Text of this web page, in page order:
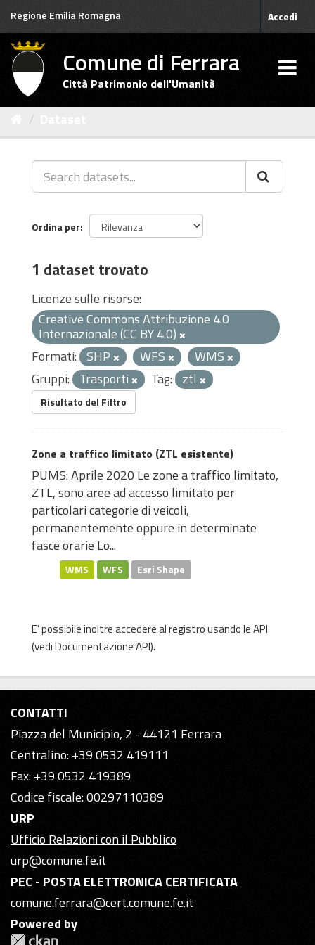
Salta
contenuto
Regione Emilia Romagna Accedi
Comune di Ferrara
Città Patrimonio dell'Umanità
Ordina per
1 dataset trovato
Licenze sulle risorse:
Creative Commons Attribuzione 4.0
Internazionale (CC BY 4.0)
Formati: SHP WFS
WMS
Gruppi: Trasporti Tag: ztl
Risultato del Filtro
Zone a traffico limitato (ZTL esistente)
PUMS: Aprile 2020 Le zone a traffico limitato,
ZTL, sono aree ad accesso limitato per
particolari categorie di veicoli,
permanentemente oppure in determinate
fasce orarie Lo...
WMS WFS Esri Shape
E' possibile inoltre accedere al registro usando leAPI
(vediDocumentazione API).
CONTATTI
Piazza del Municipio, 2 - 44121 Ferrara
Centralino: +39 0532 419111
Fax: +39 0532 419389
Codice fiscale: 00297110389
URP
Ufficio Relazioni con il Pubblico
urp@comune.fe.it
PEC - POSTA ELETTRONICA CERTIFICATA
comune.ferrara@cert.comune.fe.it
Powered by